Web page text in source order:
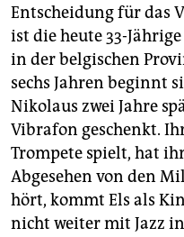
Entscheidung für das
ist die heute 33-
in der belgischen
sechs Jahren beginnt
Nikolaus zwei Jahre
Vibrafon geschenkt.
Trompete spielt, hat
Abgesehen von den
hört, kommt Els als
nicht weiter mit Jazz